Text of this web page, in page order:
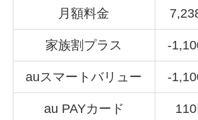
月額料金
家族割プラス -
auスマートバリュー -
au PAYカード